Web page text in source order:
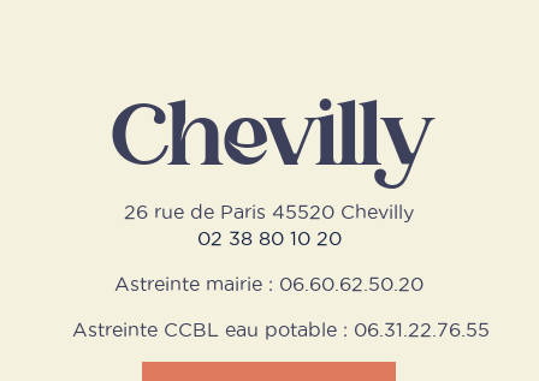
Chevilly
26 rue de Paris 45520 Chevilly
02 38 80 10 20
Astreinte mairie : 06.60.62.50.20
Astreinte CCBL eau potable : 06.31.22.76.55